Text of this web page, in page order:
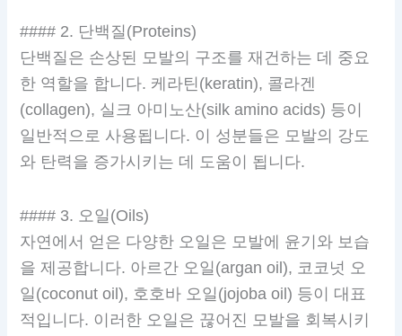
#### 2. 단백질(Proteins)
단백질은 손상된 모발의 구조를 재건하는 데 중요
한 역할을 합니다. 케라틴(keratin), 콜라겐
(collagen), 실크 아미노산(silk amino acids) 등이
일반적으로 사용됩니다. 이 성분들은 모발의 강도
와 탄력을 증가시키는 데 도움이 됩니다.
#### 3. 오일(Oils)
자연에서 얻은 다양한 오일은 모발에 윤기와 보습
을 제공합니다. 아르간 오일(argan oil), 코코넛 오
일(coconut oil), 호호바 오일(jojoba oil) 등이 대표
적입니다. 이러한 오일은 끊어진 모발을 회복시키